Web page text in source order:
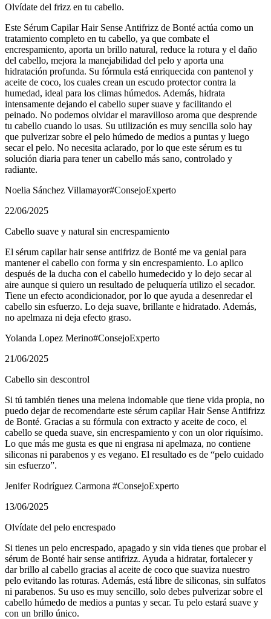
Olvídate del frizz en tu cabello.
Este Sérum Capilar Hair Sense Antifrizz de Bonté actúa como un
tratamiento completo en tu cabello, ya que combate el
encrespamiento, aporta un brillo natural, reduce la rotura y el daño
del cabello, mejora la manejabilidad del pelo y aporta una
hidratación profunda. Su fórmula está enriquecida con pantenol y
aceite de coco, los cuales crean un escudo protector contra la
humedad, ideal para los climas húmedos. Además, hidrata
intensamente dejando el cabello super suave y facilitando el
peinado. No podemos olvidar el maravilloso aroma que desprende
tu cabello cuando lo usas. Su utilización es muy sencilla solo hay
que pulverizar sobre el pelo húmedo de medios a puntas y luego
secar el pelo. No necesita aclarado, por lo que este sérum es tu
solución diaria para tener un cabello más sano, controlado y
radiante.
Noelia Sánchez Villamayor#ConsejoExperto
22/06/2025
Cabello suave y natural sin encrespamiento
El sérum capilar hair sense antifrizz de Bonté me va genial para
mantener el cabello con forma y sin encrespamiento. Lo aplico
después de la ducha con el cabello humedecido y lo dejo secar al
aire aunque si quiero un resultado de peluquería utilizo el secador.
Tiene un efecto acondicionador, por lo que ayuda a desenredar el
cabello sin esfuerzo. Lo deja suave, brillante e hidratado. Además,
no apelmaza ni deja efecto graso.
Yolanda Lopez Merino#ConsejoExperto
21/06/2025
Cabello sin descontrol
Si tú también tienes una melena indomable que tiene vida propia, no
puedo dejar de recomendarte este sérum capilar Hair Sense Antifrizz
de Bonté. Gracias a su fórmula con extracto y aceite de coco, el
cabello se queda suave, sin encrespamiento y con un olor riquísimo.
Lo que más me gusta es que ni engrasa ni apelmaza, no contiene
siliconas ni parabenos y es vegano. El resultado es de “pelo cuidado
sin esfuerzo”.
Jenifer Rodríguez Carmona #ConsejoExperto
13/06/2025
Olvídate del pelo encrespado
Si tienes un pelo encrespado, apagado y sin vida tienes que probar el
sérum de Bonté hair sense antifrizz. Ayuda a hidratar, fortalecer y
dar brillo al cabello gracias al aceite de coco que suaviza nuestro
pelo evitando las roturas. Además, está libre de siliconas, sin sulfatos
ni parabenos. Su uso es muy sencillo, solo debes pulverizar sobre el
cabello húmedo de medios a puntas y secar. Tu pelo estará suave y
con un brillo único.